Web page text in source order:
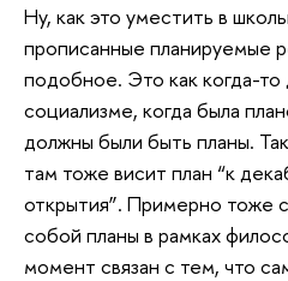
Ну, как это уместить в
прописанные планируемые
подобное. Это как когда-
социализме, когда была
должны были быть планы.
там тоже висит план “к
открытия”. Примерно тоже
собой планы в рамках
момент связан с тем, что